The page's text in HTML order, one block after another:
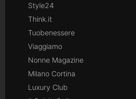
Style24
Think.it
Tuobenessere
Viaggiamo
Nonne Magazine
Milano Cortina
Luxury Club